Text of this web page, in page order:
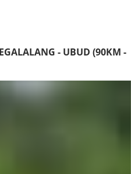
- UBUD (90KM -